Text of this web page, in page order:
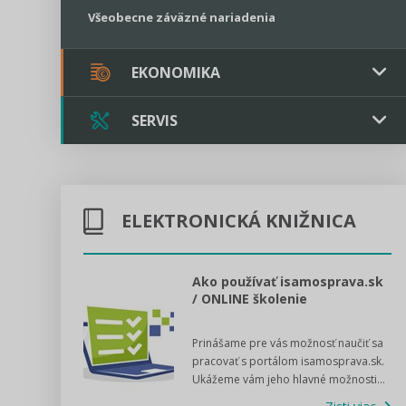
Všeobecne záväzné nariadenia
EKONOMIKA
Verejné obstarávanie
Majetok
Rozpočet
Sociálne podniky
Štátna pomoc
SERVIS
Kontakt
Tlačová agentúra
VIDEO produkcia
ELEKTRONICKÁ KNIŽNICA
Ako používať isamosprava.sk
/ ONLINE školenie
Prinášame pre vás možnosť naučiť sa
pracovať s portálom isamosprava.sk.
Ukážeme vám jeho hlavné možnosti...